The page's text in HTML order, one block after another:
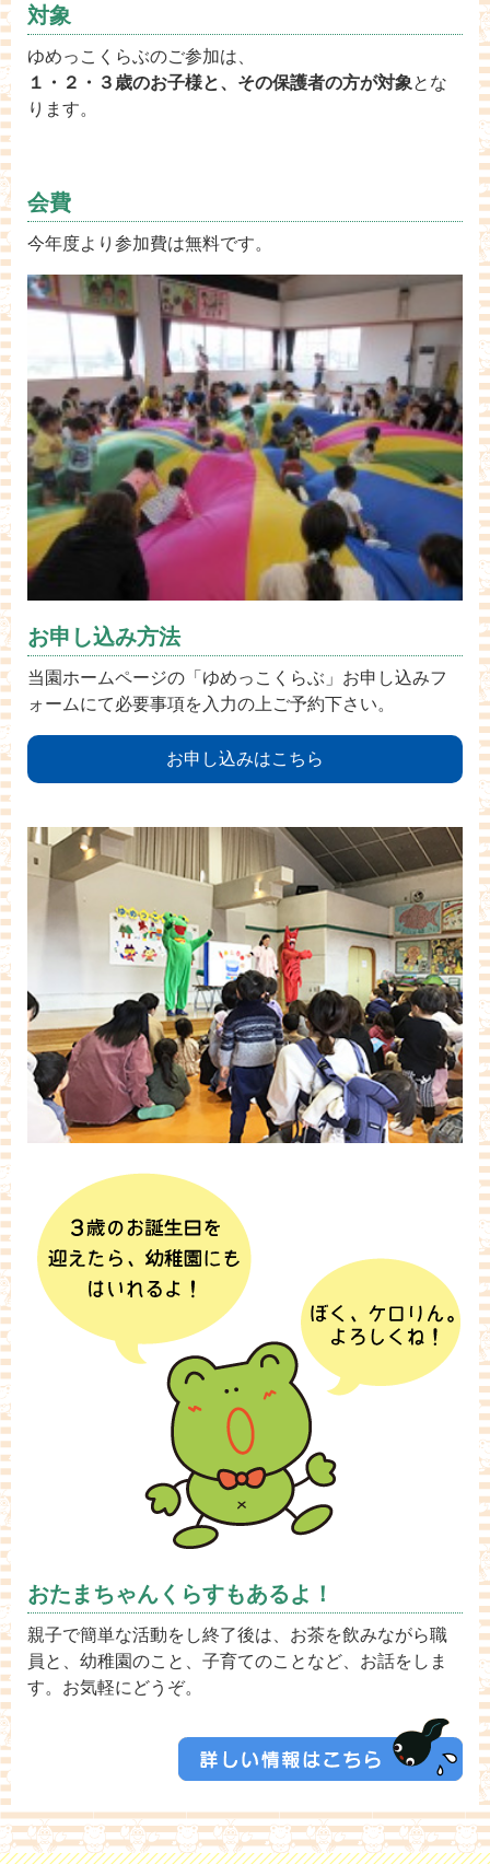
対象
ゆめっこくらぶのご参加は、
１・２・３歳のお子様と、その保護者の方が対象とな
ります。
会費
今年度より参加費は無料です。
お申し込み方法
当園ホームページの「ゆめっこくらぶ」お申し込みフ
ォームにて必要事項を入力の上ご予約下さい。
お申し込みはこちら
おたまちゃんくらすもあるよ！
親子で簡単な活動をし終了後は、お茶を飲みながら職
員と、幼稚園のこと、子育てのことなど、お話をしま
す。お気軽にどうぞ。